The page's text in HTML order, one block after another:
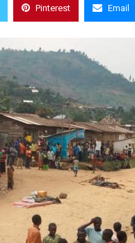
Pinterest Email